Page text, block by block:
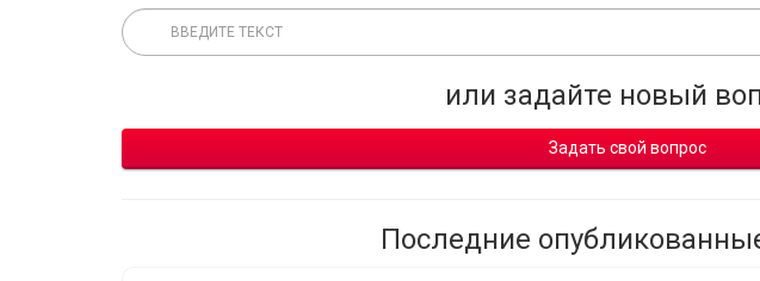
или задайте новый
Задать свой вопрос
Последние